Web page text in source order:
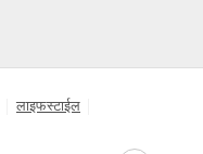
लाइफस्टाईल